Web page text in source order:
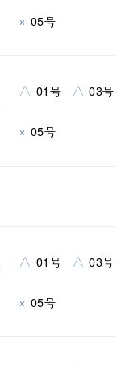
× 05号
△ 01号 △ 03号
× 05号
△ 01号 △ 03号
× 05号